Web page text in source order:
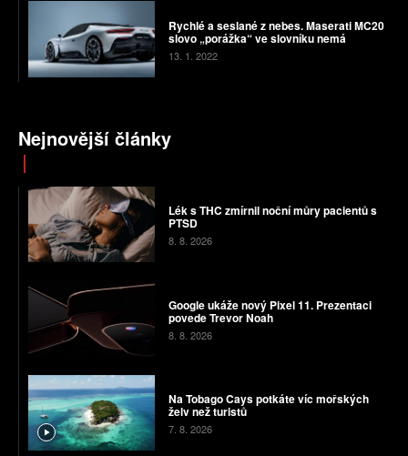
Rychlé a seslané z nebes. Maserati MC20
slovo „porážka“ ve slovníku nemá
13. 1. 2022
Nejnovější články
Lék s THC zmírnil noční můry pacientů s
PTSD
8. 8. 2026
Google ukáže nový Pixel 11. Prezentaci
povede Trevor Noah
8. 8. 2026
Na Tobago Cays potkáte víc mořských
želv než turistů
7. 8. 2026